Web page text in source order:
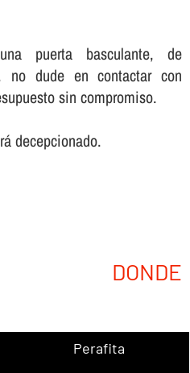
puerta basculante, de
no dude en contactar con
sin compromiso.
decepcionado.
DONDE
Perafita